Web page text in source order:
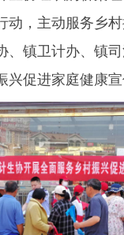
动，主动服务乡
、镇卫计办、镇
兴促进家庭健康宣